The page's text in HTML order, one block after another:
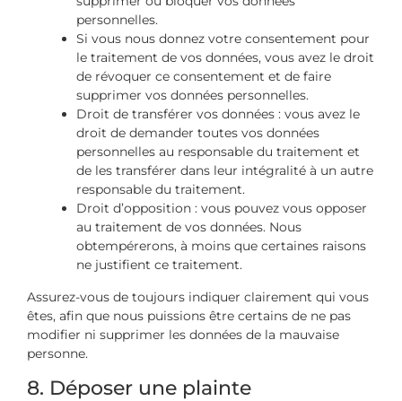
personnelles.
Si vous nous donnez votre consentement pour
le traitement de vos données, vous avez le droit
de révoquer ce consentement et de faire
supprimer vos données personnelles.
Droit de transférer vos données : vous avez le
droit de demander toutes vos données
personnelles au responsable du traitement et
de les transférer dans leur intégralité à un autre
responsable du traitement.
Droit d’opposition : vous pouvez vous opposer
au traitement de vos données. Nous
obtempérerons, à moins que certaines raisons
ne justifient ce traitement.
Assurez-vous de toujours indiquer clairement qui vous
êtes, afin que nous puissions être certains de ne pas
modifier ni supprimer les données de la mauvaise
personne.
8. Déposer une plainte